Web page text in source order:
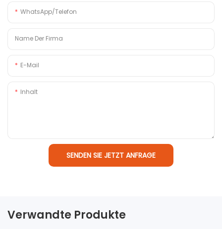
WhatsApp/Telefon
Name Der Firma
E-Mail
Inhalt
SENDEN SIE JETZT ANFRAGE
Verwandte Produkte